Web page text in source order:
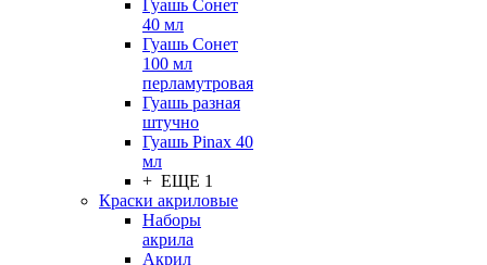
Гуашь Сонет
40 мл
Гуашь Сонет
100 мл
перламутровая
Гуашь разная
штучно
Гуашь Pinax 40
мл
+ ЕЩЕ 1
Краски акриловые
Наборы
акрила
Акрил